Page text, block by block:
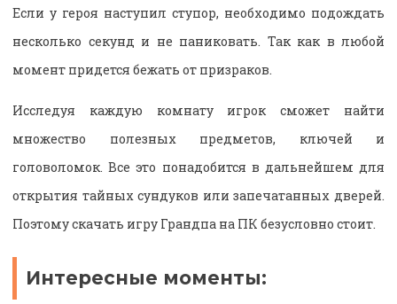
Если у героя наступил ступор, необходимо подождать
несколько секунд и не паниковать. Так как в любой
момент придется бежать от призраков.
Исследуя каждую комнату игрок сможет найти
множество полезных предметов, ключей и
головоломок. Все это понадобится в дальнейшем для
открытия тайных сундуков или запечатанных дверей.
Поэтому скачать игру Грандпа на ПК безусловно стоит.
Интересные моменты: